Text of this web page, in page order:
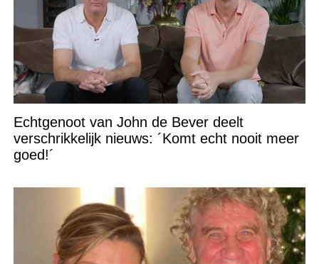
Echtgenoot van John de Bever deelt
verschrikkelijk nieuws: ´Komt echt nooit meer
goed!´